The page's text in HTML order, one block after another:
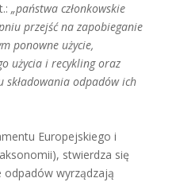
„państwa członkowskie
przejść na zapobieganie
ponowne użycie,
użycia i recykling oraz
składowania odpadów ich
Europejskiego i
stwierdza się
odpadów wyrządzają